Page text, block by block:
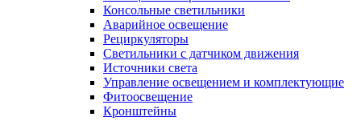
Консольные светильники
Аварийное освещение
Рециркуляторы
Светильники с датчиком движения
Источники света
Управление освещением и комплектующие
Фитоосвещение
Кронштейны